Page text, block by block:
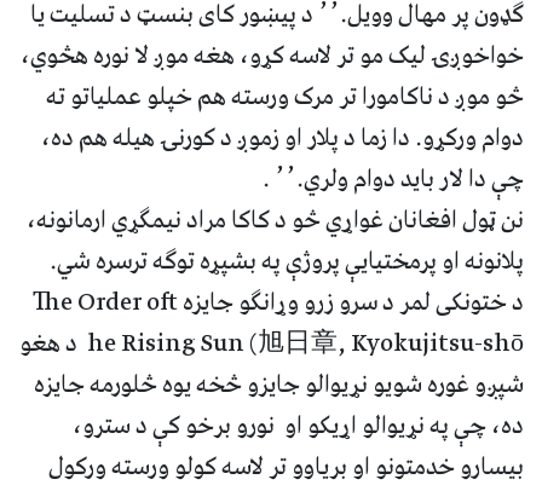
ګډون پر مهال وویل.٬٬ د پیښور کای بنسټ د تسلیت یا
خواخوږۍ لیک مو تر لاسه کړو، هغه موږ لا نوره هڅوي،
څو موږ د ناکامورا تر مرک ورسته هم خپلو عملیاتو ته
دوام ورکړو. دا زما د پلار او زموږ د کورنۍ هیله هم ده،
چې دا لار باید دوام ولري.٬٬ .
نن ټول افغانان غواړي څو د کاکا مراد نیمګړي ارمانونه،
پلانونه او پرمختیایې پروژې په بشپړه توګه ترسره شي.
د ختونکی لمر د سرو زرو وړانګو جایزه The Order oft
he Rising Sun (旭日章, Kyokujitsu-shō د هغو
شپږو غوره شویو نړیوالو جایزو څخه یوه څلورمه جایزه
ده، چې په نړیوالو اړیکو او نورو برخو کې د سترو،
بیسارو خدمتونو او بریاوو تر لاسه کولو ورسته ورکول